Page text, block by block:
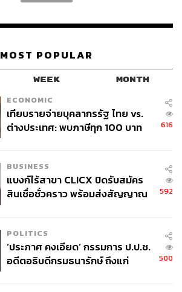
MOST POPULAR
WEEK MONTH
ECONOMIC
เทียบรายจ่ายบุคลากรรัฐ ไทย vs.
ต่างประเทศ: พบภาษีทุก 100 บาท
616
BUSINESS
แบงก์ไร้สาขา CLICX ปิดรับสมัคร
สินเชื่อชั่วคราว พร้อมส่งสัญญาณ
592
POLITICS
‘ประภาศ คงเอียด’ กรรมการ ป.ป.ช.
อดีตอธิบดีกรมธนารักษ์ ถึงแก่
500